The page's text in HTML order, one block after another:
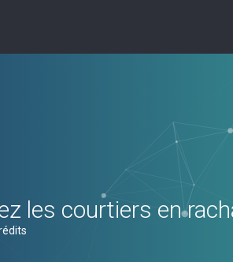
les courtiers en